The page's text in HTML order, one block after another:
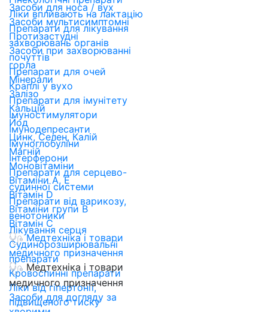
Ліки впливають на лактацію
Препарати для лікування
захворювань органів
почуттів
Препарати для очей
Краплі у вухо
Препарати для імунітету
Імуностимулятори
Імунодепресанти
Імуноглобуліни
Інтерферони
Препарати для серцево-
судинної системи
Препарати від варикозу,
венотоники
Лікування серця
Судинорозширювальні
препарати
Кровоспинні препарати
Ліки від гіпертонії,
підвищеного тиску
Засоби для носа / вух
Засоби мультисимптомні
Протизастудні
Засоби при захворюванні
горла
Мінерали
Залізо
Кальцій
Йод
Цинк, Селен, Калій
Магній
Моновітаміни
Вітаміни A, Е
Вітамін D
Вітаміни групи В
Вітамін С
Медтехніка і товари
медичного призначення
Медтехніка і товари
медичного призначення
Засоби для догляду за